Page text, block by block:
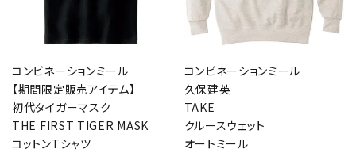
コンビネーションミール
【期間限定販売アイテム】
初代タイガーマスク
THE FIRST TIGER MASK
コットンTシャツ
コンビネーションミール
久保建英
TAKE
クルースウェット
オートミール